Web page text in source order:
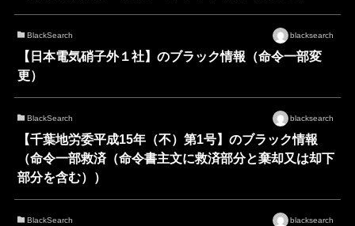
BlackSearch blacksearch
【日本電気硝子外１社】のブラック情報（命令一部変
更）
BlackSearch blacksearch
【千葉地労委平成15年（不）第1号】のブラック情報
（命令一部救済（命令書主文に救済部分と棄却又は却下
部分を含む））
BlackSearch blacksearch